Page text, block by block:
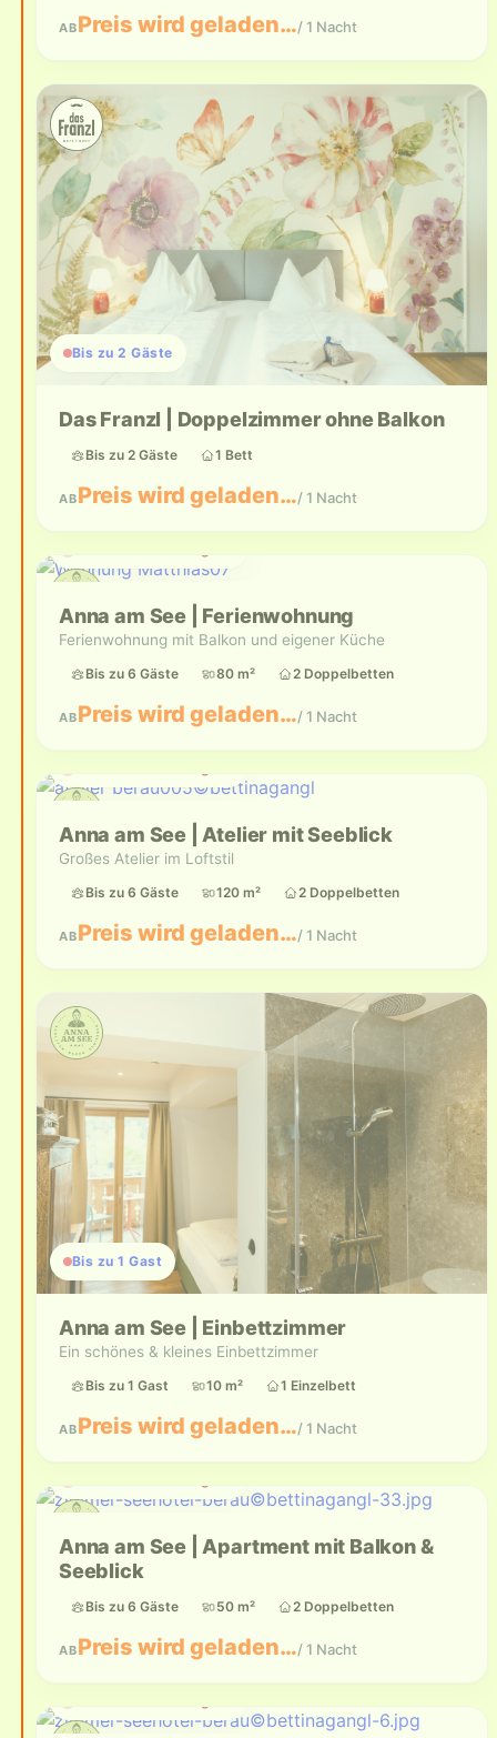
ABPreis wird geladen…/ 1 Nacht
Bis zu 2 Gäste
Das Franzl | Doppelzimmer ohne Balkon
Bis zu 2 Gäste 1 Bett
ABPreis wird geladen…/ 1 Nacht
Anna am See | Ferienwohnung
Ferienwohnung mit Balkon und eigener Küche
Bis zu 6 Gäste 80 m² 2 Doppelbetten
ABPreis wird geladen…/ 1 Nacht
Anna am See | Atelier mit Seeblick
Großes Atelier im Loftstil
Bis zu 6 Gäste 120 m² 2 Doppelbetten
ABPreis wird geladen…/ 1 Nacht
Bis zu 1 Gast
Anna am See | Einbettzimmer
Ein schönes & kleines Einbettzimmer
Bis zu 1 Gast 10 m² 1 Einzelbett
ABPreis wird geladen…/ 1 Nacht
Anna am See | Apartment mit Balkon &
Seeblick
Bis zu 6 Gäste 50 m² 2 Doppelbetten
ABPreis wird geladen…/ 1 Nacht